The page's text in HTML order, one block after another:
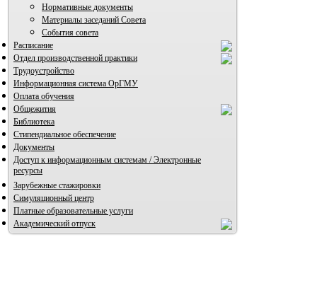
ВИА "Полигон"
Нормативные документы
Материалы заседаний Совета
События совета
Расписание
Отдел производственной практики
Трудоустройство
Информационная система ОрГМУ
Оплата обучения
Общежития
Библиотека
Стипендиальное обеспечение
Документы
Доступ к информационным системам / Электронные
ресурсы
Зарубежные стажировки
Симуляционный центр
Платные образовательные услуги
Академический отпуск